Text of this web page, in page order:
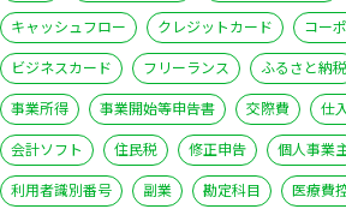
キャッシュフロー
クレジットカード
コー
ビジネスカード
フリーランス ふるさと納税
事業所得
事業開始等申告書 交際費 仕
会計ソフト
住民税 修正申告 個人事業
利用者識別番号
副業 勘定科目 医療費